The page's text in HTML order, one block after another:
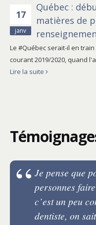
17
janv
Québec :
matières de
Le #Québec serait-il en
courant 2019/2020, quand
Lire la suite
Je pense que
personnes
c’est un peu
dentiste, on